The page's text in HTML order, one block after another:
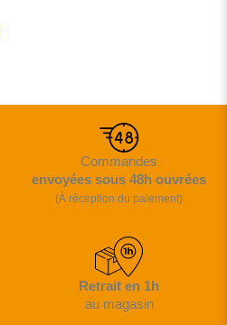
Commandes
envoyées sous 48h ouvrées
(À réception du paiement)
Retrait en 1h
au magasin